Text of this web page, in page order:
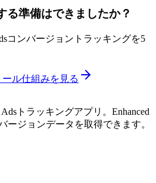
る準備はできましたか？
コンバージョントラッキングを5
ール仕組みを見る
トラッキングアプリ。Enhanced
ージョンデータを取得できます。